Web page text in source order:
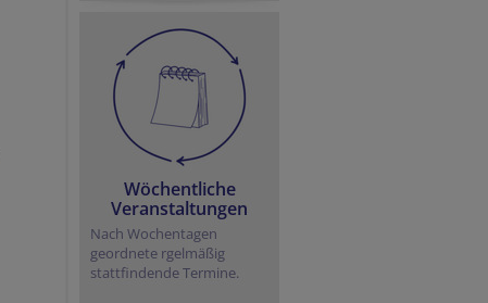
Wöchentliche
Veranstaltungen
Nach Wochentagen
geordnete rgelmäßig
stattfindende Termine.